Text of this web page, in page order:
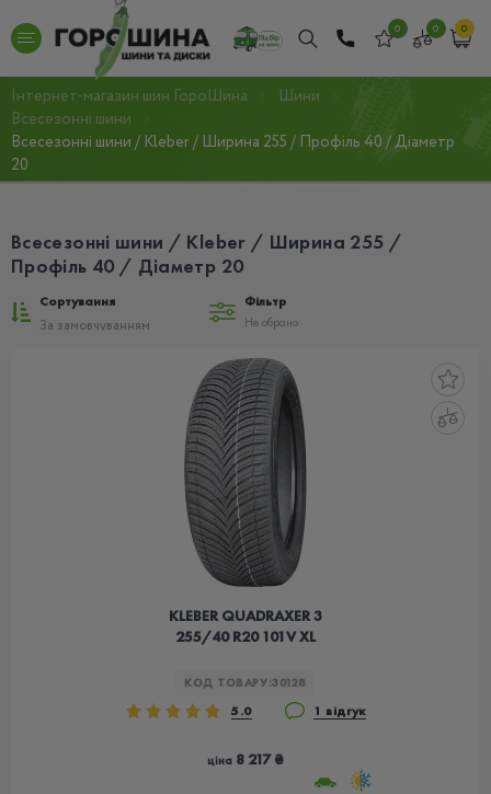
0 0 0
Інтернет-магазин шин ГороШина
Шини
Всесезонні шини
Всесезонні шини / Kleber / Ширина 255 / Профіль 40 / Діаметр
20
Всесезонні шини / Kleber / Ширина 255 /
Профіль 40 / Діаметр 20
Сортування
Фільтр
Не обрано
KLEBER QUADRAXER 3
255/40 R20 101V XL
КОД ТОВАРУ:30128
5.0 1 відгук
ціна8 217 ₴